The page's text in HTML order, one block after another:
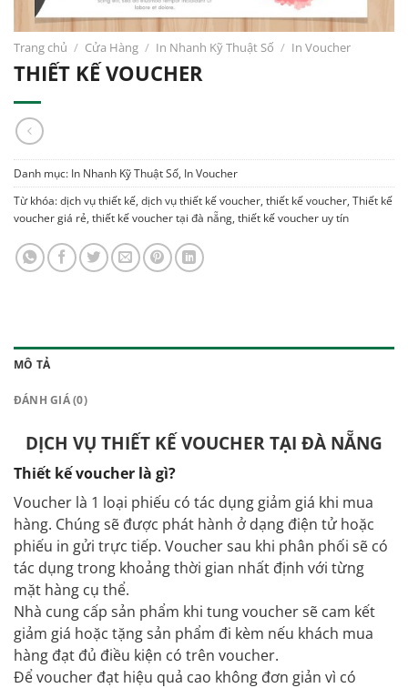
Trang chủ / Cửa Hàng / In Nhanh Kỹ Thuật Số / In Voucher
THIẾT KẾ VOUCHER
Danh mục: In Nhanh Kỹ Thuật Số, In Voucher
Từ khóa:dịch vụ thiết kế, dịch vụ thiết kế voucher, thiết kế voucher, Thiết kế
voucher giá rẻ, thiết kế voucher tại đà nẵng, thiết kế voucher uy tín
MÔ TẢ
ĐÁNH GIÁ (0)
DỊCH VỤ THIẾT KẾ VOUCHER TẠI ĐÀ NẴNG
Thiết kế voucher là gì?
Voucher là 1 loại phiếu có tác dụng giảm giá khi mua
hàng. Chúng sẽ được phát hành ở dạng điện tử hoặc
phiếu in gửi trực tiếp. Voucher sau khi phân phối sẽ có
tác dụng trong khoảng thời gian nhất định với từng
mặt hàng cụ thể.
Nhà cung cấp sản phẩm khi tung voucher sẽ cam kết
giảm giá hoặc tặng sản phẩm đi kèm nếu khách mua
hàng đạt đủ điều kiện có trên voucher.
Để voucher đạt hiệu quả cao không đơn giản vì có